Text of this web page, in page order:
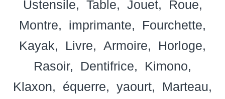
Ustensile Table Jouet
Roue
Montre
imprimante
Fourchette
Kayak
Livre Armoire
Horloge
Rasoir
Dentifrice
Kimono
Klaxon
équerre yaourt
Marteau